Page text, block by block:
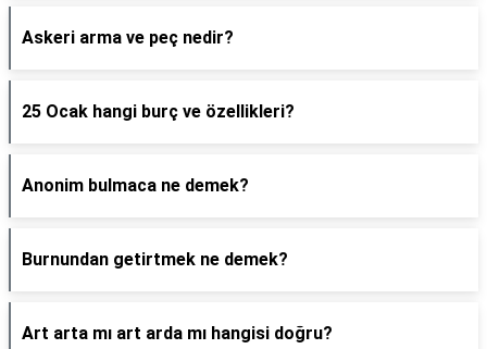
Askeri arma ve peç nedir?
25 Ocak hangi burç ve özellikleri?
Anonim bulmaca ne demek?
Burnundan getirtmek ne demek?
Art arta mı art arda mı hangisi doğru?